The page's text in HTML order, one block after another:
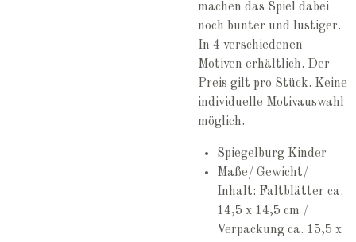
machen das Spiel dabei
noch bunter und lustiger.
In 4 verschiedenen
Motiven erhältlich. Der
Preis gilt pro Stück. Keine
individuelle Motivauswahl
möglich.
Spiegelburg Kinder
Maße/ Gewicht/
Inhalt: Faltblätter ca.
14,5 x 14,5 cm /
Verpackung ca. 15,5 x